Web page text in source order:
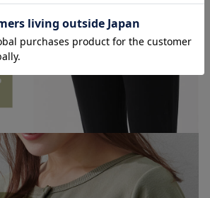
裏毛裏起毛リボン
ポケットギャザー
ワンピース&レギ
ンスパジャマ マ
タニティ・授乳パ
ジャマ【出産後も
長く使える】
裏毛裏起毛マルチ
ジャマ・ルームウ
ェア・授乳服【出
産後も長く使え
る】
¥6,640
に入り商品を確認する